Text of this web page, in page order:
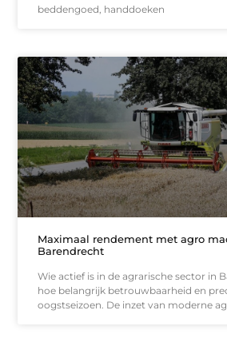
beddengoed, handdoeken
Maximaal rendement met agro
Barendrecht
Wie actief is in de agrarische sector in
hoe belangrijk betrouwbaarheid en
oogstseizoen. De inzet van moderne